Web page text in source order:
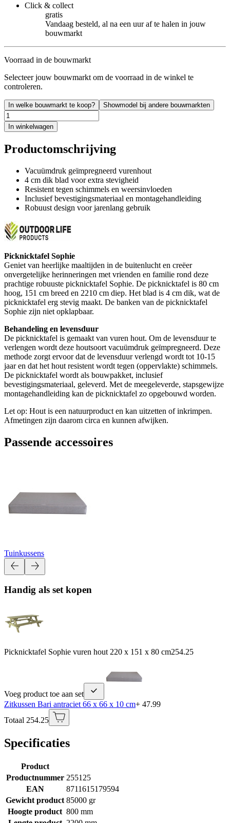
Click & collect
gratis
Vandaag besteld, al na een uur af te halen in jouw
bouwmarkt
Voorraad in de bouwmarkt
Selecteer jouw bouwmarkt om de voorraad in de winkel te
controleren.
In welke bouwmarkt te koop? Showmodel bij andere bouwmarkten
In winkelwagen
Productomschrijving
Vacuümdruk geïmpregneerd vurenhout
4 cm dik blad voor extra stevigheid
Resistent tegen schimmels en weersinvloeden
Inclusief bevestigingsmateriaal en montagehandleiding
Robuust design voor jarenlang gebruik
Picknicktafel Sophie
Geniet van heerlijke maaltijden in de buitenlucht en creëer
onvergetelijke herinneringen met vrienden en familie rond deze
prachtige robuuste picknicktafel Sophie. De picknicktafel is 80 cm
hoog, 151 cm breed en 2210 cm diep. Het blad is 4 cm dik, wat de
picknicktafel erg stevig maakt. De banken van de picknicktafel
Sophie zijn niet opklapbaar.
Behandeling en levensduur
De picknicktafel is gemaakt van vuren hout. Om de levensduur te
verlengen wordt deze houtsoort vacuümdruk geïmpregneerd. Deze
methode zorgt ervoor dat de levensduur verlengd wordt tot 10-15
jaar en dat het hout resistent wordt tegen (oppervlakte) schimmels.
De picknicktafel wordt als bouwpakket, inclusief
bevestigingsmateriaal, geleverd. Met de meegeleverde, stapsgewijze
montagehandleiding kan de picknicktafel zo opgebouwd worden.
Let op: Hout is een natuurproduct en kan uitzetten of inkrimpen.
Afmetingen zijn daarom circa en kunnen afwijken.
Passende accessoires
Tuinkussens
Handig als set kopen
Picknicktafel Sophie vuren hout 220 x 151 x 80 cm254.25
Voeg product toe aan set
Zitkussen Bari antraciet 66 x 66 x 10 cm+ 47.99
Totaal 254.25
Specificaties
Product
Productnummer 255125
EAN
8711615179594
Gewicht product 85000 gr
Hoogte product 800 mm